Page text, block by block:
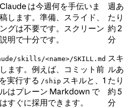
は今週何を手伝いま
します。準備、スライド、
グは不要です。スクリーン
明で十分です。
週あ
たり
約 2
分
skills/<name>/SKILL.md
ます。例えば、コミット前
実行する /ship スキルと、1
はプレーン Markdown で
すぐに採用できます。
スキ
ルあ
たり
約 5
分